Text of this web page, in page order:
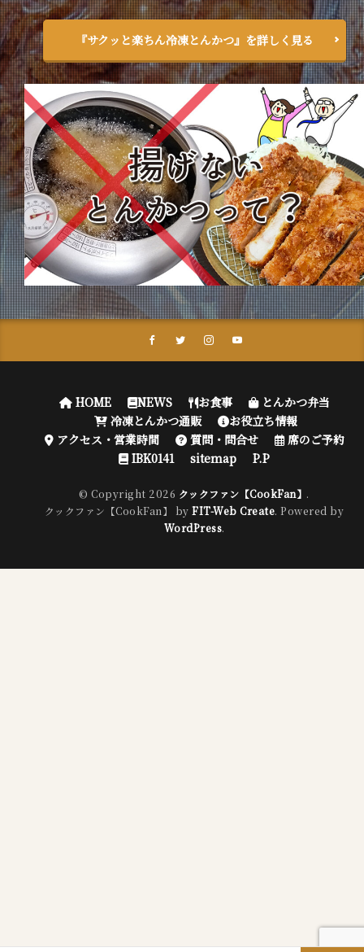
『サクッと楽ちん冷凍とんかつ』を詳しく見る
HOME NEWS お食事
とんかつ弁当
冷凍とんかつ通販
お役立ち情報
アクセス・営業時間
質問・問合せ
席のご予約
IBK0141
sitemap P.P
© Copyright 2026 クックファン【CookFan】 .
クックファン【CookFan】 byFIT-Web Create. Powered by
WordPress.